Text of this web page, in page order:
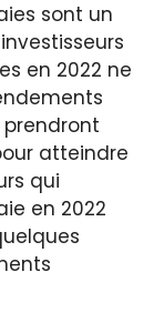
sont un
en 2022 ne
atteindre
qui
en 2022